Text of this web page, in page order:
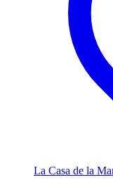
La Casa de la